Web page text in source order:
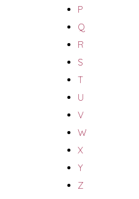
P
Q
R
S
T
U
V
W
X
Y
Z